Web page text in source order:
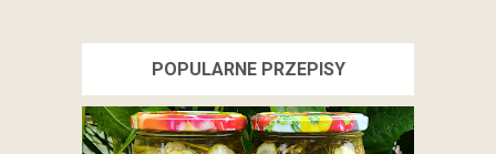
POPULARNE PRZEPISY